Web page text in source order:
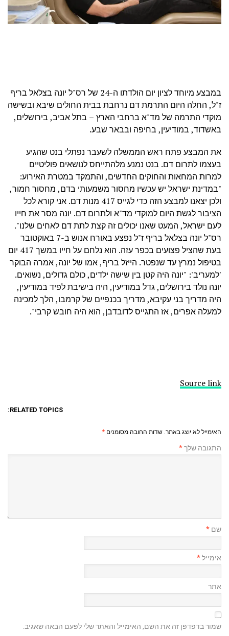
במבצע מיוחד לציון יום הולדתו ה-24 של רס"ל יונה בצלאל בריף
ז"ל, החלה היום התרמת דם נרחבת בבית החולים שיבא ובשישה
מוקדי התרמה של מד"א ברחבי הארץ – בתל אביב, בירושלים,
באשדוד, במודיעין, בחיפה ובבאר שבע.
את המבצע פתח ראש הממשלה לשעבר נפתלי בנט שהגיע
בעצמו לתרום דם. בנט נמנע מלהתייחס לנושאים פוליטיים
למרות המחאות והחוקים החדשים, והתמקד במטרת האירוע:
"במדינת ישראל יש עכשיו מחסור משמעותי בדם, מחסור חמור,
ולכן יצאנו למבצע הזה כדי לגייס 417 מנות דם. אני קורא לכל
הציבור לגשת היום למוקדי מד"א ולתרום דם. יונה מסר את חייו
לעם ישראל, המעט שאנו יכולים זה קצת לתת דם לאחים שלנו".
רס"ל יונה בצלאל בריף ז"ל נפצע באורח אנוש ב-7 באוקטובר
בעת שהציל פצועים בכפר עזה. הוא נלחם על חייו במשך 417 יום
בטיפול נמרץ עד שנפטר. הייזל בריף, אמו של יונה, אמרה הבוקר
'למעריב': "יונה היה קטן בין שישה ילדים, כולם גדולים, נשואים.
יונה נולד בירושלים, גדל במודיעין, היה בישיבת לפיד במודיעין,
היה מדריך בני עקיבא, מדריך בכנפיים של קרמבו, הלך למכינה
למעלה אפרים, אז התגייס לדובדבן, הוא היה חובש קרבי".
Source link
RELATED TOPICS:
האימייל לא יוצג באתר. שדות החובה מסומנים *
התגובה שלך*
שם *
אימייל*
אתר
שמור בדפדפן זה את השם, האימייל והאתר שלי לפעם הבאה שאגיב.